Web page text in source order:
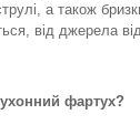
а також
від джерела
фартух?